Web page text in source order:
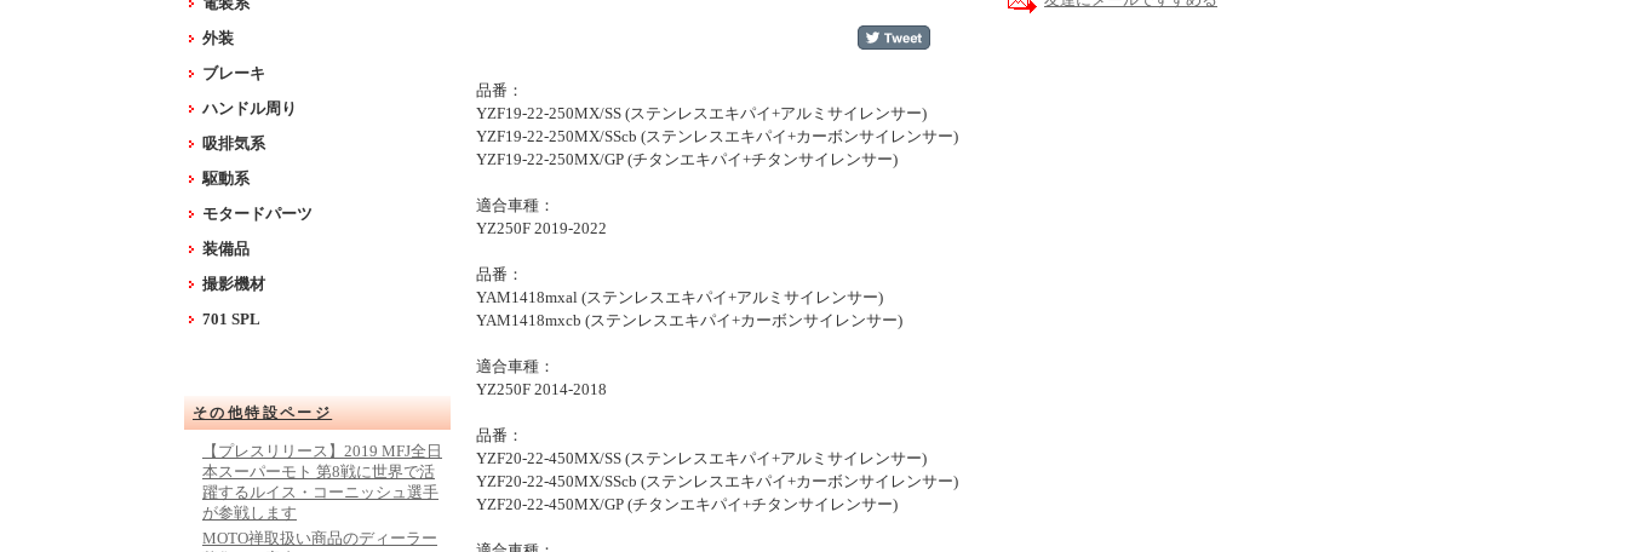
電装系
外装
ブレーキ
ハンドル周り
吸排気系
駆動系
モタードパーツ
装備品
撮影機材
701 SPL
その他特設ページ
【プレスリリース】2019 MFJ全日
本スーパーモト 第8戦に世界で活
躍するルイス・コーニッシュ選手
が参戦します
MOTO禅取扱い商品のディーラー
品番：
YZF19-22-250MX/SS (ステンレスエキパイ+アルミサイレンサー)
YZF19-22-250MX/SScb (ステンレスエキパイ+カーボンサイレンサー)
YZF19-22-250MX/GP (チタンエキパイ+チタンサイレンサー)
適合車種：
YZ250F 2019-2022
品番：
YAM1418mxal (ステンレスエキパイ+アルミサイレンサー)
YAM1418mxcb (ステンレスエキパイ+カーボンサイレンサー)
適合車種：
YZ250F 2014-2018
品番：
YZF20-22-450MX/SS (ステンレスエキパイ+アルミサイレンサー)
YZF20-22-450MX/SScb (ステンレスエキパイ+カーボンサイレンサー)
YZF20-22-450MX/GP (チタンエキパイ+チタンサイレンサー)